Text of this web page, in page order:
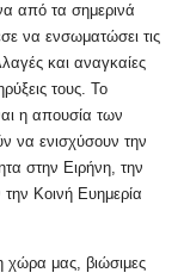
από τα σημερινά
να ενσωματώσει τις
και αναγκαίες
τους. Το
η απουσία των
να ενισχύσουν την
στην Ειρήνη, την
Κοινή Ευημερία
χώρα μας, βιώσιμες